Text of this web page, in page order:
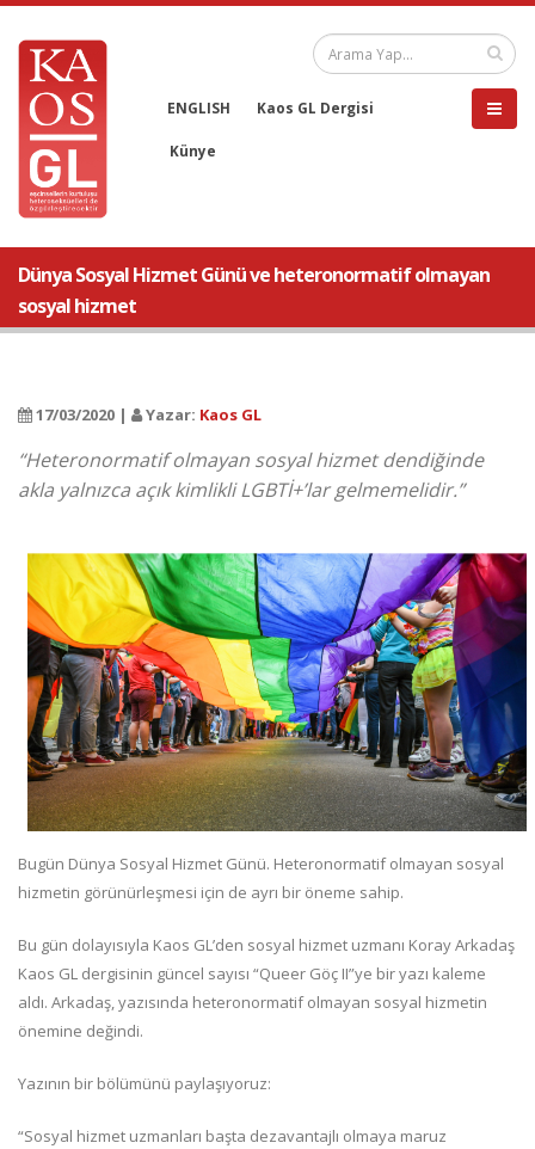
ENGLISH Kaos GL Dergisi
Künye
Dünya Sosyal Hizmet Günü ve heteronormatif olmayan
sosyal hizmet
17/03/2020 | Yazar: Kaos GL
“Heteronormatif olmayan sosyal hizmet dendiğinde
akla yalnızca açık kimlikli LGBTİ+’lar gelmemelidir.”
Bugün Dünya Sosyal Hizmet Günü. Heteronormatif olmayan sosyal
hizmetin görünürleşmesi için de ayrı bir öneme sahip.
Bu gün dolayısıyla Kaos GL’den sosyal hizmet uzmanı Koray Arkadaş
Kaos GL dergisinin güncel sayısı “Queer Göç II”ye bir yazı kaleme
aldı. Arkadaş, yazısında heteronormatif olmayan sosyal hizmetin
önemine değindi.
Yazının bir bölümünü paylaşıyoruz:
“Sosyal hizmet uzmanları başta dezavantajlı olmaya maruz